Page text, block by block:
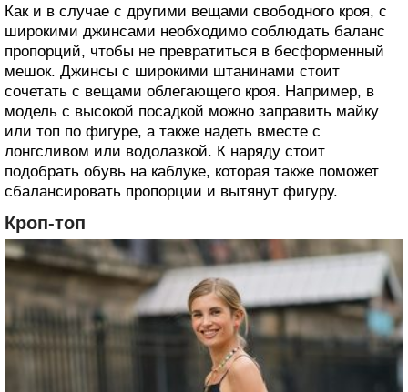
Как и в случае с другими вещами свободного кроя, с
широкими джинсами необходимо соблюдать баланс
пропорций, чтобы не превратиться в бесформенный
мешок. Джинсы с широкими штанинами стоит
сочетать с вещами облегающего кроя. Например, в
модель с высокой посадкой можно заправить майку
или топ по фигуре, а также надеть вместе с
лонгсливом или водолазкой. К наряду стоит
подобрать обувь на каблуке, которая также поможет
сбалансировать пропорции и вытянут фигуру.
Кроп-топ